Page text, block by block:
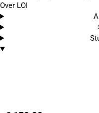
Over LOI